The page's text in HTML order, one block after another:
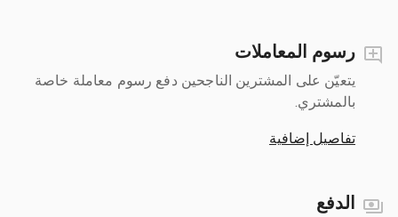
رسوم المعاملات
يتعيّن على المشترين الناجحين دفع رسوم معاملة خاصة
بالمشتري.
تفاصيل إضافية
الدفع